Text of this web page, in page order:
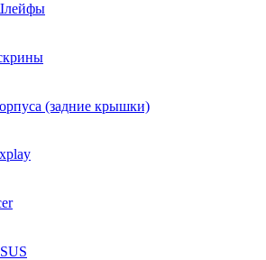
(задние крышки)